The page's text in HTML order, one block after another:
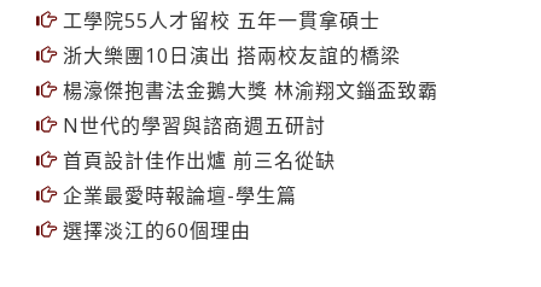
工學院55人才留校 五年一貫拿碩士
浙大樂團10日演出 搭兩校友誼的橋梁
楊濠傑抱書法金鵝大獎 林渝翔文錙盃致霸
N世代的學習與諮商週五研討
首頁設計佳作出爐 前三名從缺
企業最愛時報論壇-學生篇
選擇淡江的60個理由